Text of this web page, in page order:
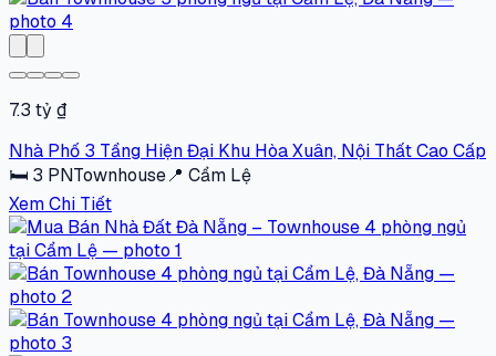
7.3 tỷ ₫
Nhà Phố 3 Tầng Hiện Đại Khu Hòa Xuân, Nội Thất Cao Cấp
🛏 3 PNTownhouse📍 Cẩm Lệ
Xem Chi Tiết